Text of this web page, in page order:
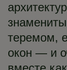
теремом,
окон — и